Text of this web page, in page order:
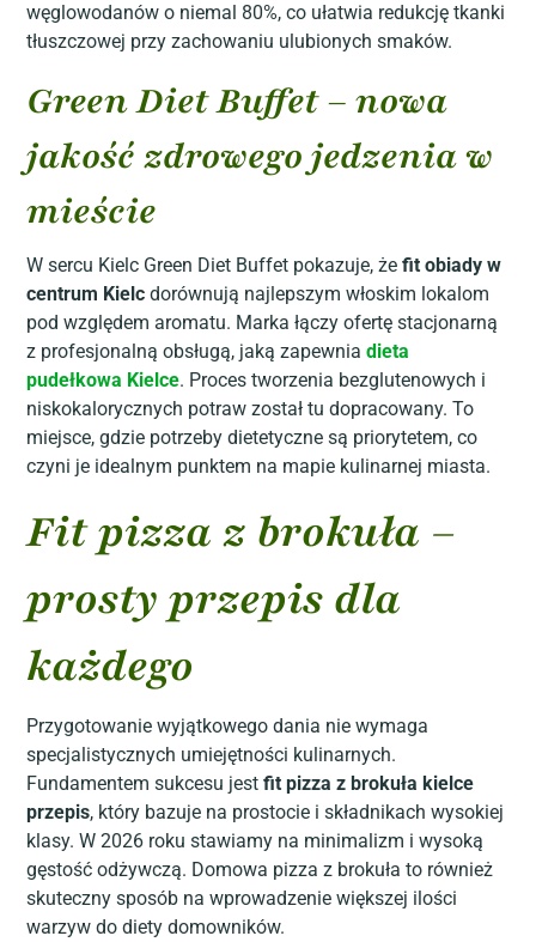
węglowodanów o niemal 80%, co ułatwia redukcję tkanki
tłuszczowej przy zachowaniu ulubionych smaków.
Green Diet Buffet – nowa
jakość zdrowego jedzenia w
mieście
W sercu Kielc Green Diet Buffet pokazuje, żefit obiady w
centrum Kielc dorównują najlepszym włoskim lokalom
pod względem aromatu. Marka łączy ofertę stacjonarną
z profesjonalną obsługą, jaką zapewniadieta
pudełkowa Kielce. Proces tworzenia bezglutenowych i
niskokalorycznych potraw został tu dopracowany. To
miejsce, gdzie potrzeby dietetyczne są priorytetem, co
czyni je idealnym punktem na mapie kulinarnej miasta.
Fit pizza z brokuła –
prosty przepis dla
każdego
Przygotowanie wyjątkowego dania nie wymaga
specjalistycznych umiejętności kulinarnych.
Fundamentem sukcesu jestfit pizza z brokuła kielce
przepis, który bazuje na prostocie i składnikach wysokiej
klasy. W 2026 roku stawiamy na minimalizm i wysoką
gęstość odżywczą. Domowa pizza z brokuła to również
skuteczny sposób na wprowadzenie większej ilości
warzyw do diety domowników.